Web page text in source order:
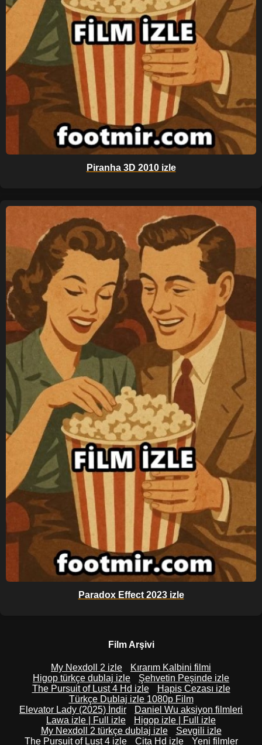
Piranha 3D 2010 izle
Paradox Effect 2023 izle
Film Arşivi
My Nexdoll 2 izle
Kırarım Kalbini filmi
Higop türkçe dublaj izle
Şehvetin Peşinde izle
The Pursuit of Lust 4 Hd izle
Hapis Cezası izle
Türkçe Dublaj izle 1080p Film
Elevator Lady (2025) İndir
Daniel Wu aksiyon filmleri
Lawa izle | Full izle
Higop izle | Full izle
My Nexdoll 2 türkçe dublaj izle
Sevgili izle
The Pursuit of Lust 4 izle
Cita Hd izle Yeni filmler